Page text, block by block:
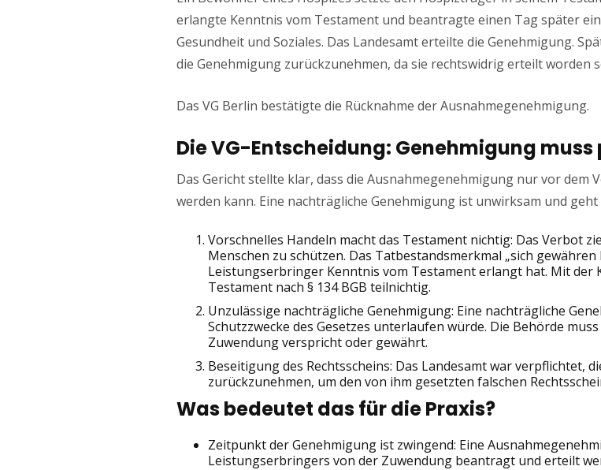
erlangte Kenntnis vom Testament und beantragte einen Tag später
Gesundheit und Soziales. Das Landesamt erteilte die Genehmigung.
die Genehmigung zurückzunehmen, da sie rechtswidrig erteilt worden
Das VG Berlin bestätigte die Rücknahme der Ausnahmegenehmigung.
Die VG-Entscheidung: Genehmigung
Das Gericht stellte klar, dass die Ausnahmegenehmigung nur vor dem
werden kann. Eine nachträgliche Genehmigung ist unwirksam und
Vorschnelles Handeln macht das Testament nichtig: Das Verbot
Menschen zu schützen. Das Tatbestandsmerkmal „sich
Leistungserbringer Kenntnis vom Testament erlangt hat. Mit der
Testament nach § 134 BGB teilnichtig.
Unzulässige nachträgliche Genehmigung: Eine nachträgliche
Schutzzwecke des Gesetzes unterlaufen würde. Die Behörde
Zuwendung verspricht oder gewährt.
Beseitigung des Rechtsscheins: Das Landesamt war verpflichtet,
zurückzunehmen, um den von ihm gesetzten falschen
Was bedeutet das für die Praxis?
Zeitpunkt der Genehmigung ist zwingend: Eine
Leistungserbringers von der Zuwendung beantragt und erteilt